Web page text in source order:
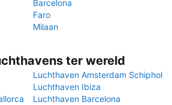
Barcelona
Faro
Milaan
ter wereld
Luchthaven Amsterdam Schiphol
Luchthaven Ibiza
Luchthaven Barcelona